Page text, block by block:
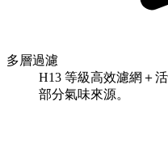
多層過濾
H13 等級高效濾網＋
部分氣味來源。